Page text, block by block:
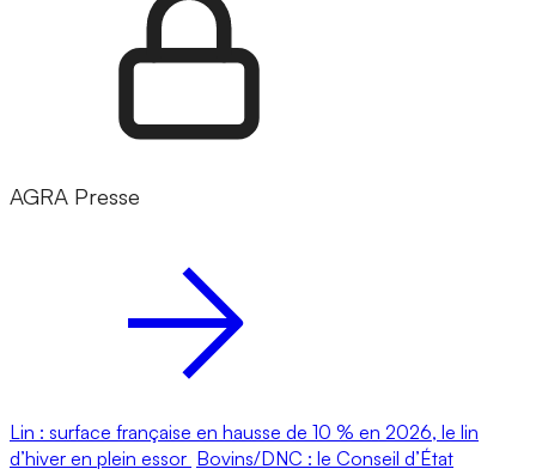
AGRA Presse
Lin : surface française en hausse de 10 % en 2026, le lin
d’hiver en plein essor Bovins/DNC : le Conseil d’État